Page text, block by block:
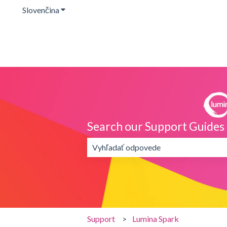
SlovenčinaZobraziť podponuku pre preklady
Search our Support Guides
Neexistujú žiadne návrhy, pretože
Support Lumina Spark